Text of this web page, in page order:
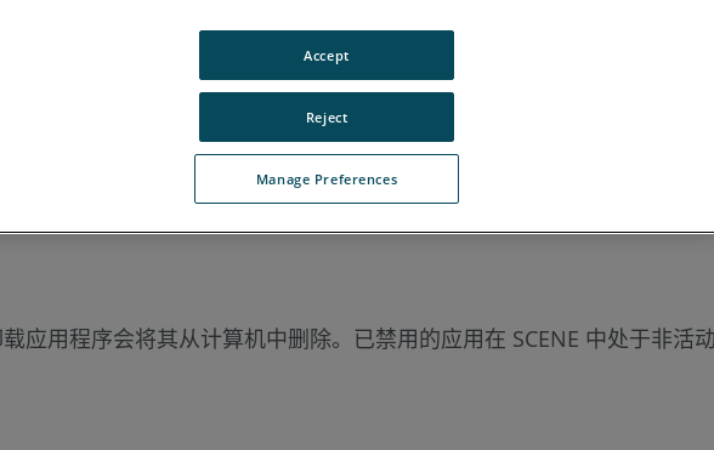
应用程序会将其从计算机中删除。已禁用的应用在 SCENE 中处于非活
Manage Preferences
Reject
Accept